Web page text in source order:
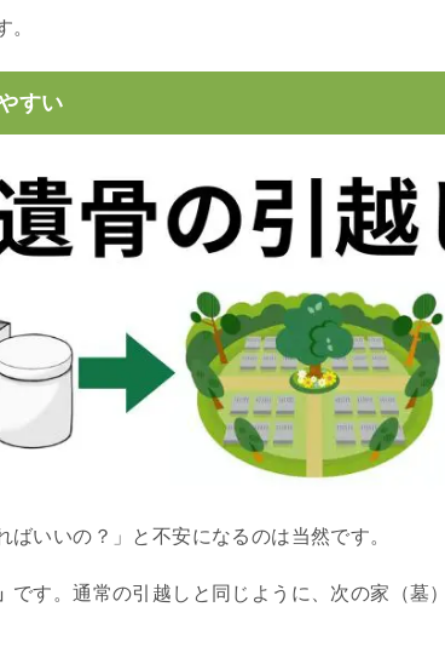
。
すい
いいの？」と不安になるのは当然です。
です。通常の引越しと同じように、次の家（墓